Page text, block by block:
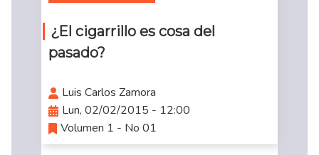
¿El cigarrillo es cosa del
pasado?
Luis Carlos Zamora
Lun, 02/02/2015 - 12:00
Volumen 1 - No 01